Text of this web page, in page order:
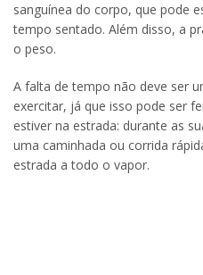
sanguínea do corpo, que pode
tempo sentado. Além disso, a
o peso.
A falta de tempo não deve ser
exercitar, já que isso pode ser
estiver na estrada: durante as
uma caminhada ou corrida
estrada a todo o vapor.